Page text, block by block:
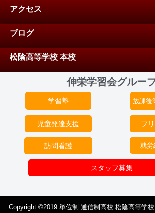
アクセス
ブログ
松陰高等学校 本校
伸栄学習会グルー
学習塾 放課後
児童発達支援 フ
訪問看護 就労
スタッフ募集
Copyright ©2019 単位制 通信制高校 松陰高等学